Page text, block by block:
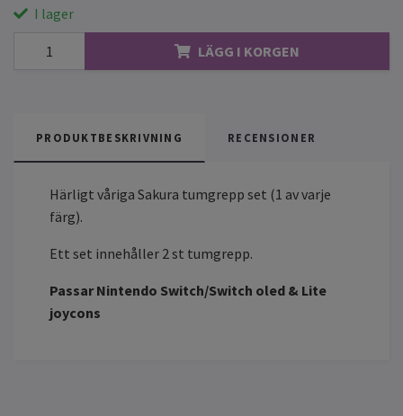
I lager
LÄGG I KORGEN
PRODUKTBESKRIVNING RECENSIONER
Härligt våriga Sakura tumgrepp set (1 av varje
färg).
Ett set innehåller 2 st tumgrepp.
Passar Nintendo Switch/Switch oled & Lite
joycons